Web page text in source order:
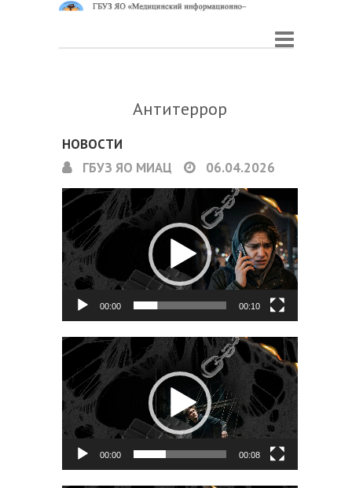
Антитеррор
НОВОСТИ
ГБУЗ ЯО МИАЦ
06.04.2026
Видеоплеер
00:00 00:10
Видеоплеер
00:00 00:08